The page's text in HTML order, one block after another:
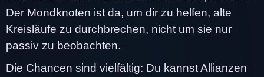
Der Mondknoten ist da, um dir zu helfen, alte
Kreisläufe zu durchbrechen, nicht um sie nur
passiv zu beobachten.
Die Chancen sind vielfältig: Du kannst Allianzen